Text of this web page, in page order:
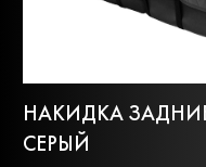
НАКИДКА
СЕРЫЙ